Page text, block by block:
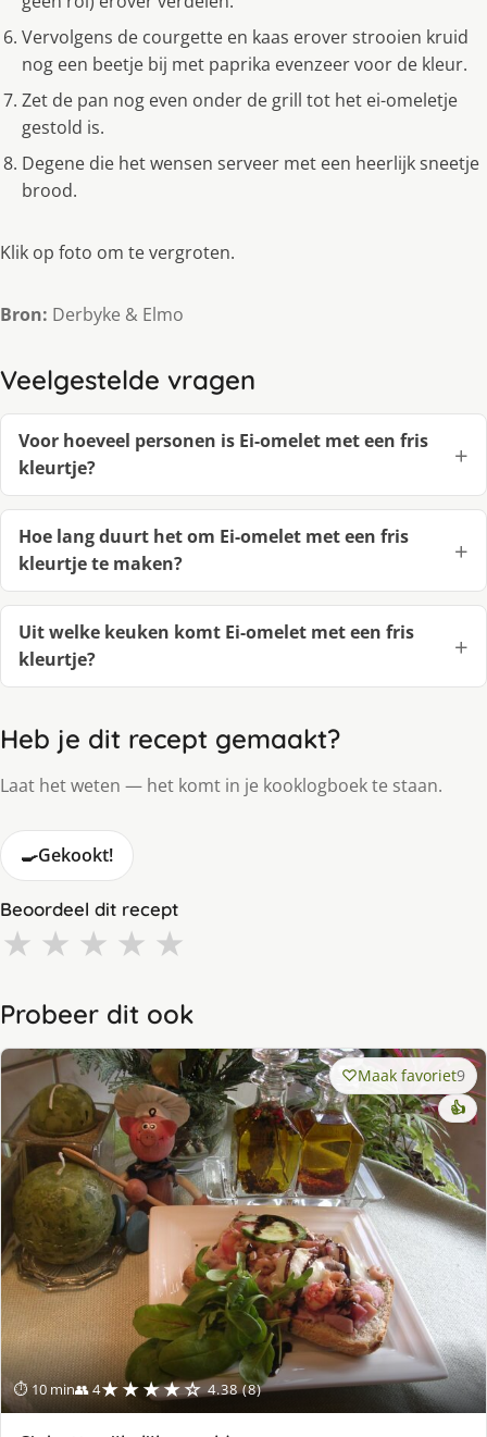
Vervolgens de courgette en kaas erover strooien kruid
nog een beetje bij met paprika evenzeer voor de kleur.
Zet de pan nog even onder de grill tot het ei-omeletje
gestold is.
Degene die het wensen serveer met een heerlijk sneetje
brood.
Klik op foto om te vergroten.
Bron: Derbyke & Elmo
Veelgestelde vragen
Voor hoeveel personen is Ei-omelet met een fris
kleurtje?
Hoe lang duurt het om Ei-omelet met een fris
kleurtje te maken?
Uit welke keuken komt Ei-omelet met een fris
kleurtje?
Heb je dit recept gemaakt?
Laat het weten — het komt in je kooklogboek te staan.
🍳Gekookt!
Beoordeel dit recept
★ ★ ★ ★ ★
Probeer dit ook
⏱ 10 min👥 4★★★★☆ 4.38 (8)
Maak favoriet9
👍